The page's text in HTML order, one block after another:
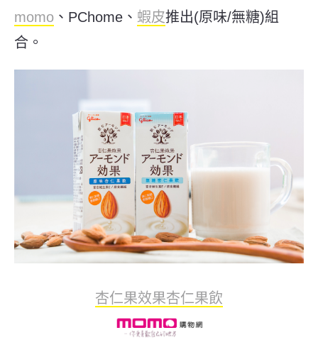
momo 、 PChome 、 蝦皮推出(原味/無糖)組
合。
杏仁果效果杏仁果飲